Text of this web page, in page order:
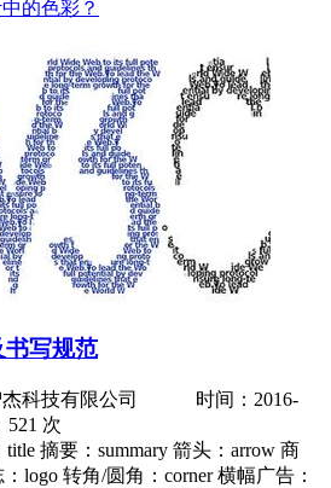
的色彩？
书写规范
杰科技有限公司 时间：2016-
次
摘要：summary 箭头：arrow 商
logo 转角/圆角：corner 横幅广告：